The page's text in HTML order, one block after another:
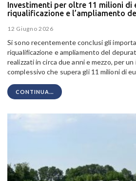
Investimenti per oltre 11 milioni di
riqualificazione e l’ampliamento
12 Giugno 2026
Si sono recentemente conclusi gli
riqualificazione e ampliamento del
realizzati in circa due anni e mezzo, per
complessivo che supera gli 11 milioni di
CONTINUA...